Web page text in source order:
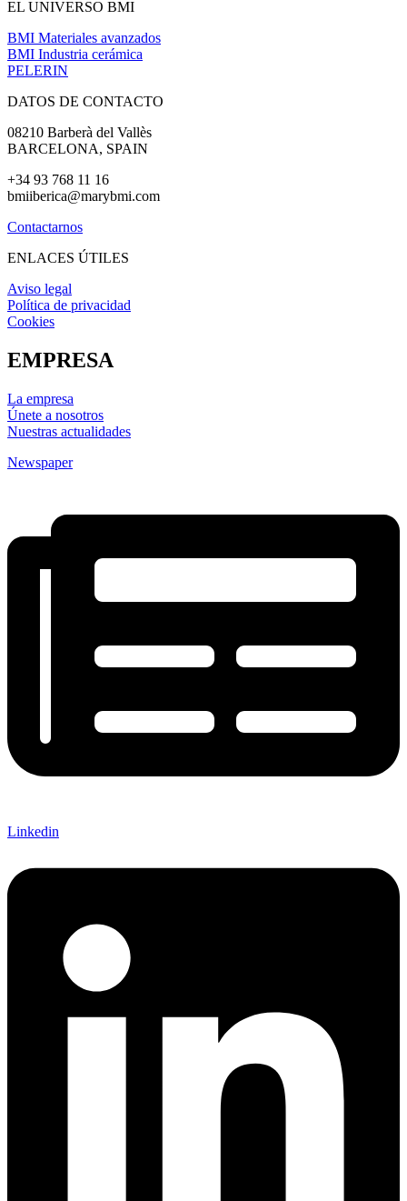
EL UNIVERSO BMI
BMI Materiales avanzados
BMI Industria cerámica
PELERIN
DATOS DE CONTACTO
08210 Barberà del Vallès
BARCELONA, SPAIN
+34 93 768 11 16
bmiiberica@marybmi.com
Contactarnos
ENLACES ÚTILES
Aviso legal
Política de privacidad
Cookies
EMPRESA
La empresa
Únete a nosotros
Nuestras actualidades
Newspaper
Linkedin